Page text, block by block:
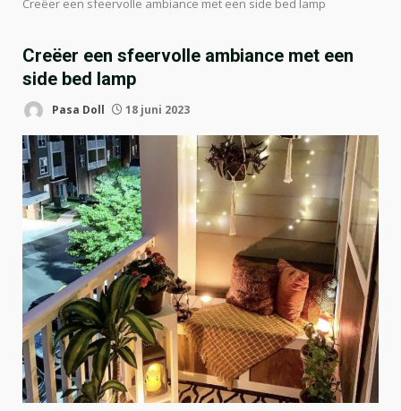
Creëer een sfeervolle ambiance met een side bed lamp
Creëer een sfeervolle ambiance met een
side bed lamp
Pasa Doll 18 juni 2023